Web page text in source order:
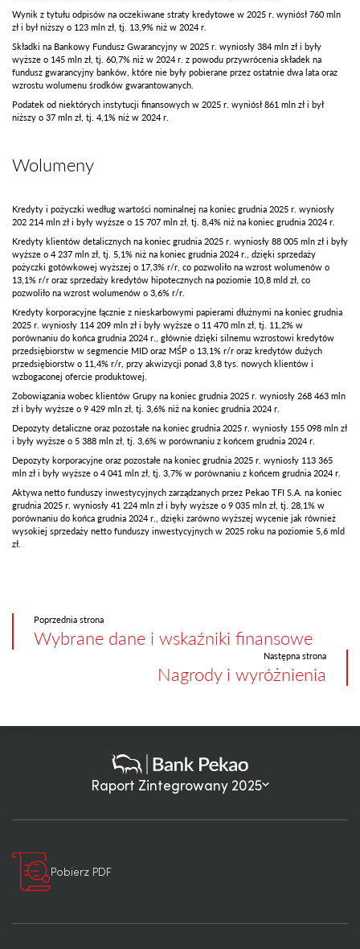
Wynik z tytułu odpisów na oczekiwane straty kredytowe w 2025 r. wyniósł 760 mln
zł i był niższy o 123 mln zł, tj. 13,9% niż w 2024 r.
Składki na Bankowy Fundusz Gwarancyjny w 2025 r. wyniosły 384 mln zł i były
wyższe o 145 mln zł, tj. 60,7% niż w 2024 r. z powodu przywrócenia składek na
fundusz gwarancyjny banków, które nie były pobierane przez ostatnie dwa lata oraz
wzrostu wolumenu środków gwarantowanych.
Podatek od niektórych instytucji finansowych w 2025 r. wyniósł 861 mln zł i był
niższy o 37 mln zł, tj. 4,1% niż w 2024 r.
Wolumeny
Kredyty i pożyczki według wartości nominalnej na koniec grudnia 2025 r. wyniosły
202 214 mln zł i były wyższe o 15 707 mln zł, tj. 8,4% niż na koniec grudnia 2024 r.
Kredyty klientów detalicznych na koniec grudnia 2025 r. wyniosły 88 005 mln zł i były
wyższe o 4 237 mln zł, tj. 5,1% niż na koniec grudnia 2024 r., dzięki sprzedaży
pożyczki gotówkowej wyższej o 17,3% r/r, co pozwoliło na wzrost wolumenów o
13,1% r/r oraz sprzedaży kredytów hipotecznych na poziomie 10,8 mld zł, co
pozwoliło na wzrost wolumenów o 3,6% r/r.
Kredyty korporacyjne łącznie z nieskarbowymi papierami dłużnymi na koniec grudnia
2025 r. wyniosły 114 209 mln zł i były wyższe o 11 470 mln zł, tj. 11,2% w
porównaniu do końca grudnia 2024 r., głównie dzięki silnemu wzrostowi kredytów
przedsiębiorstw w segmencie MID oraz MŚP o 13,1% r/r oraz kredytów dużych
przedsiębiorstw o 11,4% r/r, przy akwizycji ponad 3,8 tys. nowych klientów i
wzbogaconej ofercie produktowej.
Zobowiązania wobec klientów Grupy na koniec grudnia 2025 r. wyniosły 268 463 mln
zł i były wyższe o 9 429 mln zł, tj. 3,6% niż na koniec grudnia 2024 r.
Depozyty detaliczne oraz pozostałe na koniec grudnia 2025 r. wyniosły 155 098 mln zł
i były wyższe o 5 388 mln zł, tj. 3,6% w porównaniu z końcem grudnia 2024 r.
Depozyty korporacyjne oraz pozostałe na koniec grudnia 2025 r. wyniosły 113 365
mln zł i były wyższe o 4 041 mln zł, tj. 3,7% w porównaniu z końcem grudnia 2024 r.
Aktywa netto funduszy inwestycyjnych zarządzanych przez Pekao TFI S.A. na koniec
grudnia 2025 r. wyniosły 41 224 mln zł i były wyższe o 9 035 mln zł, tj. 28,1% w
porównaniu do końca grudnia 2024 r., dzięki zarówno wyższej wycenie jak również
wysokiej sprzedaży netto funduszy inwestycyjnych w 2025 roku na poziomie 5,6 mld
zł.
Poprzednia strona
Wybrane dane i wskaźniki finansowe
Następna strona
Nagrody i wyróżnienia
Raport Zintegrowany 2025
Pobierz PDF